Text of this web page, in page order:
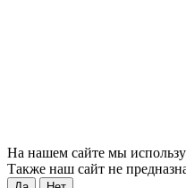
На нашем сайте мы
Также наш сайт не